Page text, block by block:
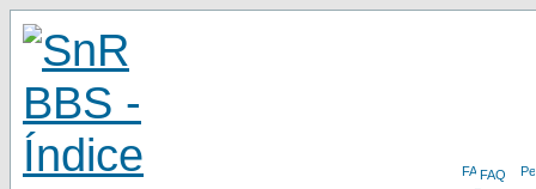
FAQ